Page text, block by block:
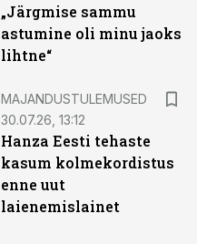
„Järgmise sammu
astumine oli minu jaoks
lihtne“
MAJANDUSTULEMUSED
30.07.26, 13:12
Hanza Eesti tehaste
kasum kolmekordistus
enne uut
laienemislainet